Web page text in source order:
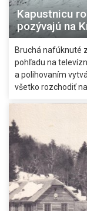
Kapustnicu
pozývajú na
Bruchá nafúknuté
pohľadu na
a polihovaním
všetko rozchodiť